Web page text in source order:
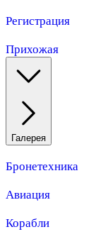
Регистрация
Прихожая
Галерея
Бронетехника
Авиация
Корабли